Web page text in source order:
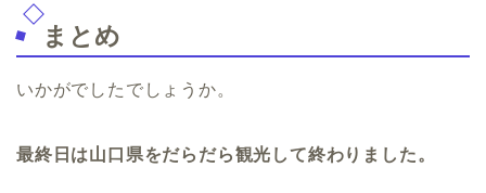
まとめ
いかがでしたでしょうか。
最終日は山口県をだらだら観光して終わりました。